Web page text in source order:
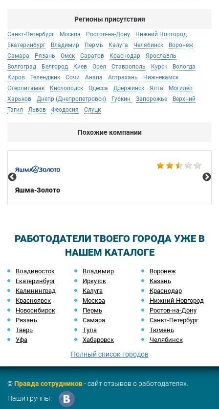
Регионы присутствия
Санкт-Петербург Москва Ростов-на-Дону
Нижний Новгород
Екатеринбург
Владимир Пермь Калуга Челябинск
Воронеж
Самара
Рязань Омск Саратов Краснодар
Ярославль
Волгоград
Белгород Киев Орел Ставрополь Курск
Вологда
Киров
Геленджик Сочи Анапа Астрахань
Нижнекамск
Стерлитамак
Кисловодск Одесса Дзержинск Ялта
Могилёв
Харьков
Днепр (Днепропетровск) Губкин Запорожье
Верхний
Тагил
Львов Феодосия Слуцк
Похожие компании
Яшма-Золото
РАБОТОДАТЕЛИ ТВОЕГО ГОРОДА УЖЕ В
НАШЕМ КАТАЛОГЕ
Владивосток Владимир
Воронеж
Екатеринбург
Иркутск
Казань
Калининград
Калуга
Краснодар
Красноярск
Москва
Нижний Новгород
Новосибирск
Пермь
Ростов-на-Дону
Рязань
Самара
Санкт-Петербург
Тверь
Тула
Тюмень
Уфа
Хабаровск Челябинск
Полный список городов
©Правда сотрудников- сайт отзывов о работодателях.
Наши группы: